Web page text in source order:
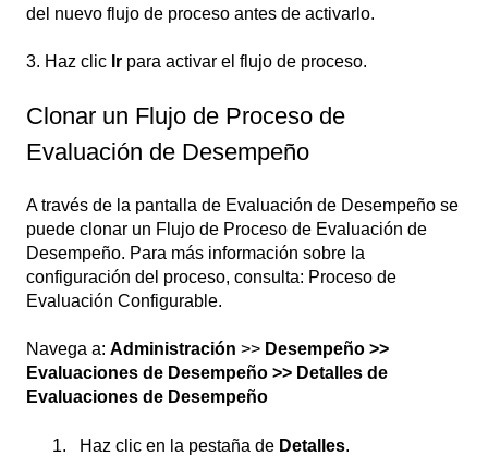
del nuevo flujo de proceso antes de activarlo.
3. Haz clic Ir para activar el flujo de proceso.
Clonar un Flujo de Proceso de
Evaluación de Desempeño
A través de la pantalla de Evaluación de Desempeño se
puede clonar un Flujo de Proceso de Evaluación de
Desempeño. Para más información sobre la
configuración del proceso, consulta: Proceso de
Evaluación Configurable.
Navega a: Administración >> Desempeño >>
Evaluaciones de Desempeño >> Detalles de
Evaluaciones de Desempeño
Haz clic en la pestaña de Detalles.